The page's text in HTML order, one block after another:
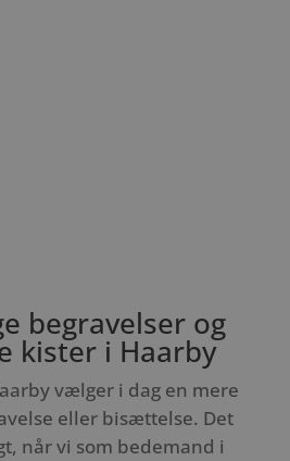
begravelser og
kister i Haarby
vælger i dag en mere
eller bisættelse. Det
når vi som bedemand i